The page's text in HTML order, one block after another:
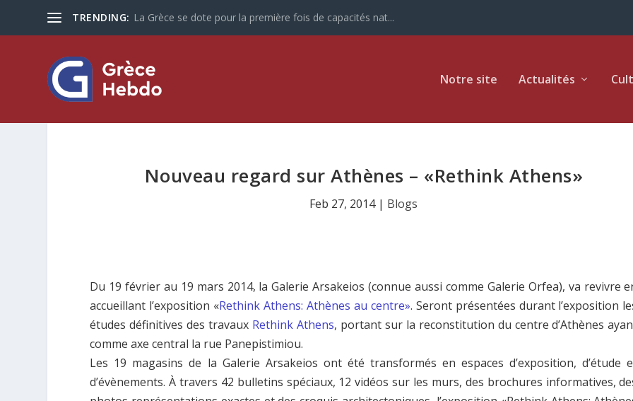
TRENDING: La Grèce se dote pour la première fois de capacités nat...
Notre site Actualités
Nouveau regard sur Athènes – «Rethink Athens»
Feb 27, 2014| Blogs
Du 19 février au 19 mars 2014, la Galerie Arsakeios(connue aussi comme Galerie Orfea), va revivre
accueillant l’exposition «Rethink Athens: Athènes au centre». Seront présentées durant l’exposition
études définitives des travaux Rethink Athens, portant sur la reconstitution du centre d’Athènes
comme axe central la rue Panepistimiou.
Les 19 magasins de la Galerie Arsakeios ont été transformés en espaces d’exposition, d’étude
d’évènements. À travers 42 bulletins spéciaux, 12 vidéos sur les murs, des brochures informatives,